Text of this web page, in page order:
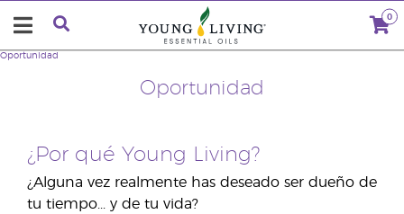
0
Oportunidad
Oportunidad
¿Por qué Young Living?
¿Alguna vez realmente has deseado ser dueño de
tu tiempo... y de tu vida?